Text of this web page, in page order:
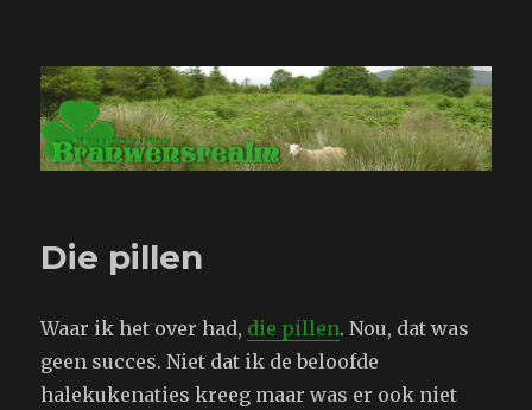
Branwensrealm.com
Die pillen
Waar ik het over had, die pillen. Nou, dat was
geen succes. Niet dat ik de beloofde
halekukenaties kreeg maar was er ook niet